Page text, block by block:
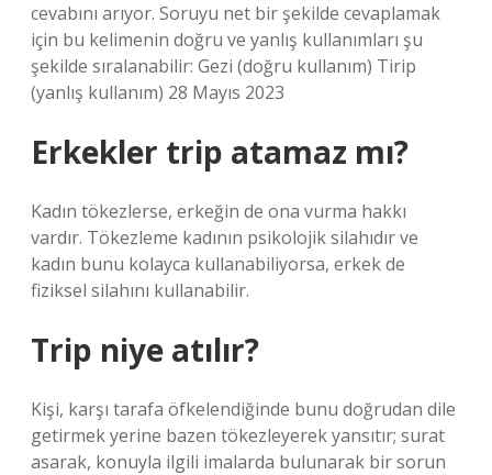
cevabını arıyor. Soruyu net bir şekilde cevaplamak
için bu kelimenin doğru ve yanlış kullanımları şu
şekilde sıralanabilir: Gezi (doğru kullanım) Tirip
(yanlış kullanım) 28 Mayıs 2023
Erkekler trip atamaz mı?
Kadın tökezlerse, erkeğin de ona vurma hakkı
vardır. Tökezleme kadının psikolojik silahıdır ve
kadın bunu kolayca kullanabiliyorsa, erkek de
fiziksel silahını kullanabilir.
Trip niye atılır?
Kişi, karşı tarafa öfkelendiğinde bunu doğrudan dile
getirmek yerine bazen tökezleyerek yansıtır; surat
asarak, konuyla ilgili imalarda bulunarak bir sorun